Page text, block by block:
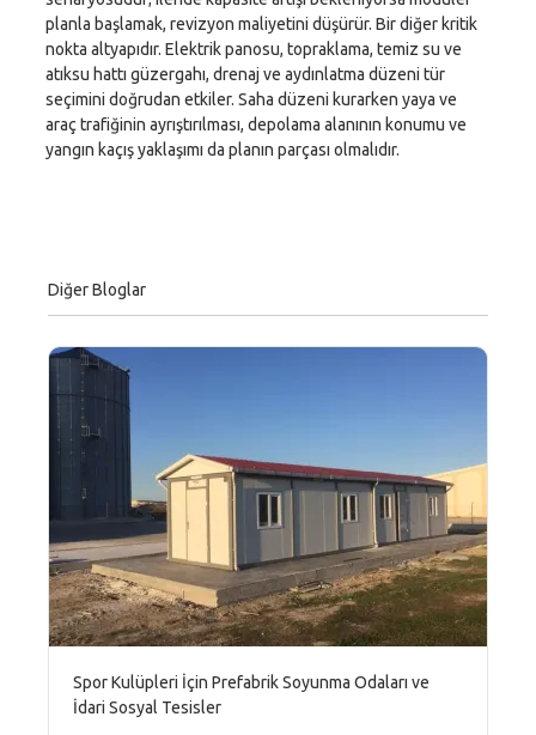
planla başlamak, revizyon maliyetini düşürür. Bir diğer kritik
nokta altyapıdır. Elektrik panosu, topraklama, temiz su ve
atıksu hattı güzergahı, drenaj ve aydınlatma düzeni tür
seçimini doğrudan etkiler. Saha düzeni kurarken yaya ve
araç trafiğinin ayrıştırılması, depolama alanının konumu ve
yangın kaçış yaklaşımı da planın parçası olmalıdır.
Diğer Bloglar
Spor Kulüpleri İçin Prefabrik Soyunma Odaları ve
İdari Sosyal Tesisler